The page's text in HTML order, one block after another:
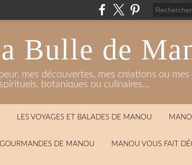
Bulle de
mes découvertes, mes créations ou
spirituels, botaniques ou culinaires...
LES VOYAGES ET BALADES DE MANOU
GOURMANDES DE MANOU MANOU VOUS FAIT